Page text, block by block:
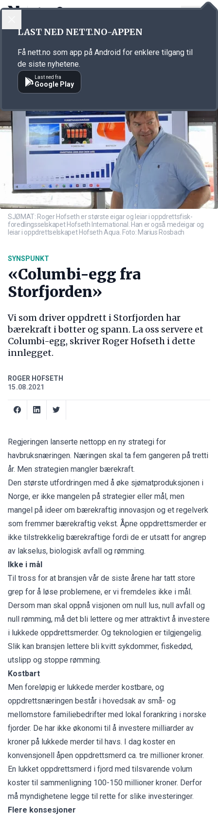
Annonsørinnhold
SJØMAT: Roger Hofseth er største eigar og leiar i oppdrettsfisk-
foredlingsselskapet Hofseth International. Han er også medeigar og
leiar i oppdrettselskapet Hofseth Aqua. Foto: Marius Rosbach
SYNSPUNKT
«Columbi-egg fra
Storfjorden»
Vi som driver oppdrett i Storfjorden har
bærekraft i bøtter og spann. La oss servere et
Columbi-egg, skriver Roger Hofseth i dette
innlegget.
ROGER HOFSETH
15.08.2021
Regjeringen lanserte nettopp en ny strategi for
havbruksnæringen. Næringen skal ta fem gangeren på tretti
år. Men strategien mangler bærekraft.
Den største utfordringen med å øke sjømatproduksjonen i
Norge, er ikke mangelen på strategier eller mål, men
mangel på ideer om bærekraftig innovasjon og et regelverk
som fremmer bærekraftig vekst. Åpne oppdrettsmerder er
ikke tilstrekkelig bærekraftige fordi de er utsatt for angrep
av lakselus, biologisk avfall og rømming.
Ikke i mål
Til tross for at bransjen vår de siste årene har tatt store
grep for å løse problemene, er vi fremdeles ikke i mål.
Dersom man skal oppnå visjonen om null lus, null avfall og
null rømming, må det bli lettere og mer attraktivt å investere
i lukkede oppdrettsmerder. Og teknologien er tilgjengelig.
Slik kan bransjen lettere bli kvitt sykdommer, fiskedød,
utslipp og stoppe rømming.
Kostbart
Men foreløpig er lukkede merder kostbare, og
oppdrettsnæringen består i hovedsak av små- og
mellomstore familiebedrifter med lokal forankring i norske
fjorder. De har ikke økonomi til å investere milliarder av
kroner på lukkede merder til havs. I dag koster en
konvensjonell åpen oppdrettsmerd ca. tre millioner kroner.
En lukket oppdrettsmerd i fjord med tilsvarende volum
koster til sammenligning 100-150 millioner kroner. Derfor
må myndighetene legge til rette for slike investeringer.
Flere konsesjoner
LAST NED NETT.NO-APPEN
Få nett.no som app på Android for enklere tilgang til
de siste nyhetene.
Last ned fra
Google Play